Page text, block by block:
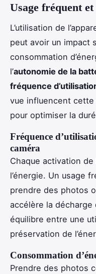
Usage fréquent
L’utilisation de
peut avoir un impact
consommation
l’autonomie de la
fréquence
vue influencent
pour optimiser la
Fréquence
caméra
Chaque activation de
l’énergie. Un usage
prendre des photos
accélère la décharge
équilibre entre une
préservation de
Consommation
Prendre des photos